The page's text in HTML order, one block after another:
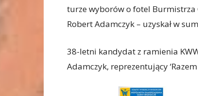
turze wyborów o fotel Burmistrza
Robert Adamczyk – uzyskał w
38-letni kandydat z ramienia
Adamczyk, reprezentujący